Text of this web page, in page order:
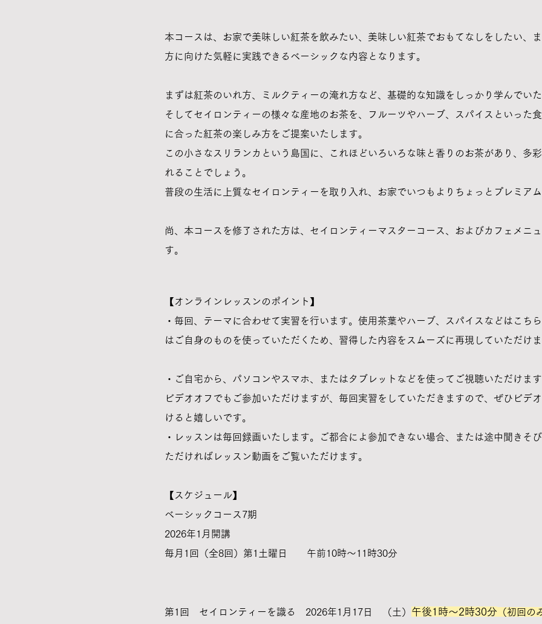
本コースは、
お家で美味しい紅茶を飲みたい、美味しい紅茶でおもてなしをしたい、
方に向けた気軽に実践できるベーシックな内容となります。
まずは紅茶のいれ方、ミルクティーの淹れ方など、基礎的な知識をしっかり学んでい
そしてセイロンティーの様々な産地のお茶を、フルーツやハーブ、スパイスといった
に合った紅茶の楽しみ方をご提案いたします。
この小さなスリランカという島国に、これほどいろいろな味と香りのお茶があり、多
れることでしょう。
普段の生活に上質なセイロンティーを取り入れ、お家でいつもよりちょっとプレミア
尚、本コースを修了された方は、セイロンティーマスターコース、およびカフェメニ
す。
【オンラインレッスンのポイント】
・毎回、テーマに合わせて実習を行います。使用茶葉やハーブ、スパイスなどはこち
はご自身のものを使っていただくため、習得した内容をスムーズに再現していただけ
・ご自宅から、パソコンやスマホ、またはタブレットなどを使ってご視聴いただけま
ビデオオフでもご参加いただけますが、毎回実習をしていただきますので、ぜひビデ
けると嬉しいです。
・レッスンは毎回録画いたします。ご都合によ参加できない場合、または途中聞きそ
ただければレッスン動画をご覧いただけます。
​ 【スケジュール】
ベーシックコース7期
2026年1月開講
毎月1回
（全8回）第1土曜日 午前10時～11時30分
​第1回 セイロンティーを識る 2026年1月17日 （土） 午後1時～2時30分 （初回の